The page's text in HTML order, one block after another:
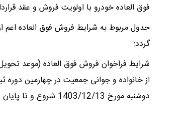
فوق العاده خودرو با اولویت فروش و عقد
جدول مربوط به شرایط فروش فوق العاده اعم
گردد:
از خانواده و جوانی جمعیت در چهارمین
دوشنبه مورخ 1403/12/13 شروع و تا پایان روز سه شنبه مورخ 1403/12/21 ادامه خواهد داشت.